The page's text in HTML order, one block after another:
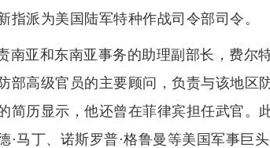
指派为美国陆军特种作战司令部司令。
南亚和东南亚事务的助理副部长，费尔
部高级官员的主要顾问，负责与该地区
简历显示，他还曾在菲律宾担任武官。
·马丁、诺斯罗普·格鲁曼等美国军事巨